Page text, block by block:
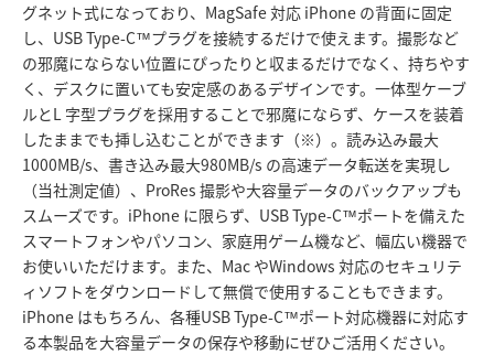
グネット式になっており、MagSafe 対応 iPhone の背面に固定
し、USB Type-C™プラグを接続するだけで使えます。撮影など
の邪魔にならない位置にぴったりと収まるだけでなく、持ちやす
く、デスクに置いても安定感のあるデザインです。一体型ケーブ
ルとL 字型プラグを採用することで邪魔にならず、ケースを装着
したままでも挿し込むことができます（※）。読み込み最大
1000MB/s、書き込み最大980MB/s の高速データ転送を実現し
（当社測定値）、ProRes 撮影や大容量データのバックアップも
スムーズです。iPhone に限らず、USB Type-C™ポートを備えた
スマートフォンやパソコン、家庭用ゲーム機など、幅広い機器で
お使いいただけます。また、Mac やWindows 対応のセキュリテ
ィソフトをダウンロードして無償で使用することもできます。
iPhone はもちろん、各種USB Type-C™ポート対応機器に対応す
る本製品を大容量データの保存や移動にぜひご活用ください。